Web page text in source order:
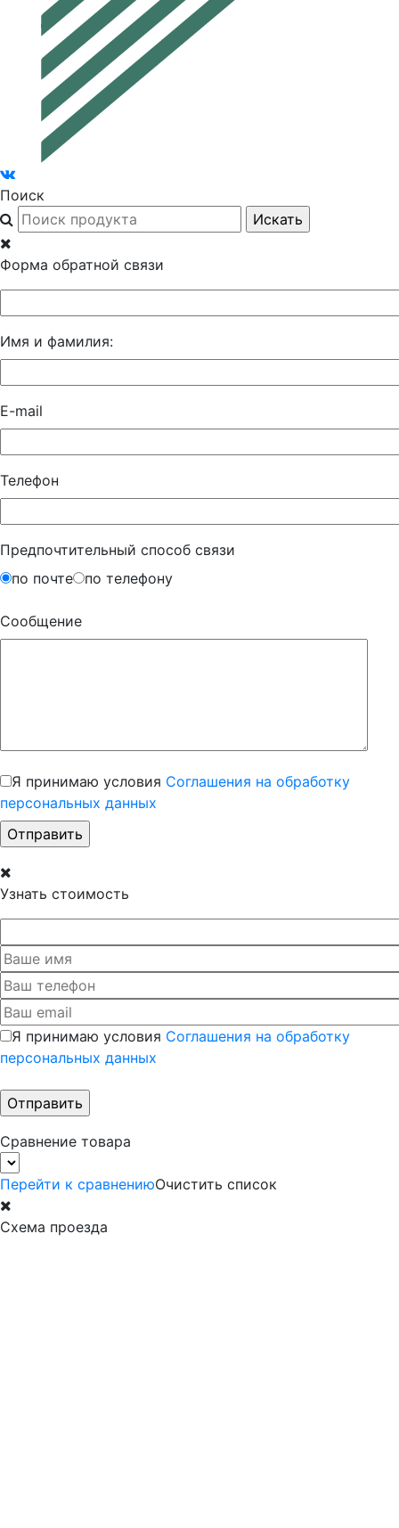
Поиск
Форма обратной связи
Имя и фамилия:
E-mail
Телефон
Предпочтительный способ связи
по почте
по телефону
Сообщение
Я принимаю условия Соглашения на обработку
персональных данных
Узнать стоимость
Я принимаю условия Соглашения на обработку
персональных данных
Сравнение товара
Перейти к сравнениюОчистить список
Схема проезда